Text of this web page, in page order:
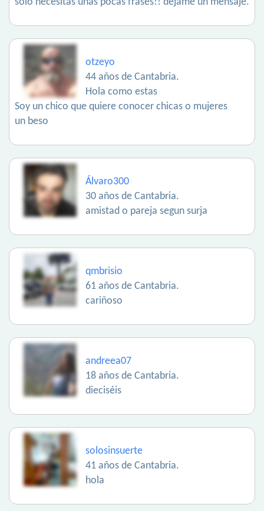
otzeyo
44 años de Cantabria.
Hola como estas
Soy un chico que quiere conocer chicas o mujeres
un beso
Álvaro300
30 años de Cantabria.
amistad o pareja segun surja
qmbrisio
61 años de Cantabria.
cariñoso
andreea07
18 años de Cantabria.
dieciséis
solosinsuerte
41 años de Cantabria.
hola